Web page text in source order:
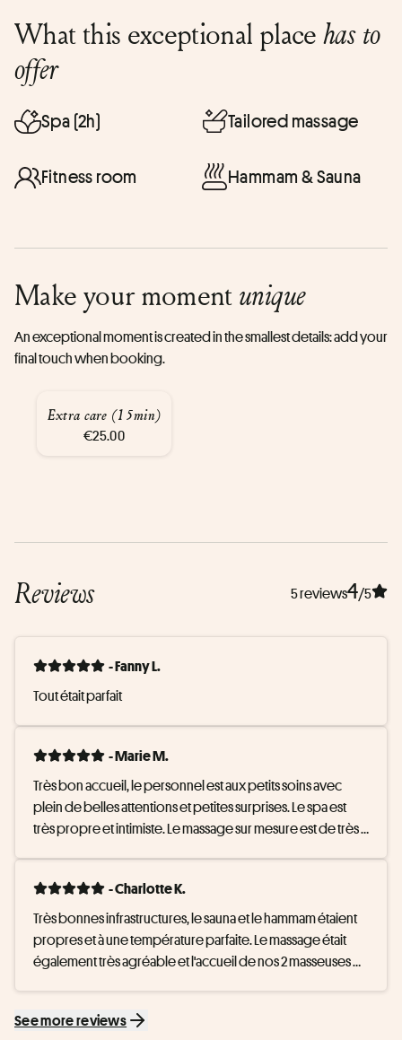
What this exceptional placehas to
offer
Spa (2h) Tailored massage
Fitness room Hammam & Sauna
Make your momentunique
An exceptional moment is created in the smallest details: add your
final touch when booking.
Extra care (15min)
€25.00
Reviews 5 reviews4/5
- Fanny L.
Tout était parfait
- Marie M.
Très bon accueil, le personnel est aux petits soins avec
plein de belles attentions et petites surprises. Le spa est
très propre et intimiste. Le massage sur mesure est de très
- Charlotte K.
Très bonnes infrastructures, le sauna et le hammam étaient
propres et à une température parfaite. Le massage était
également très agréable et l'accueil de nos 2 masseuses
See more reviews